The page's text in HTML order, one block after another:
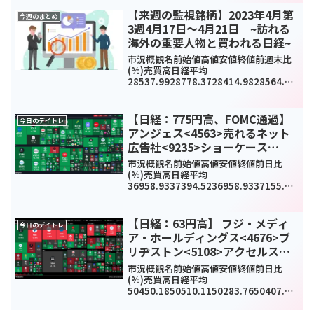
321992.851964.281979.59-14...
今週のまとめ
【来週の監視銘柄】2023年4月第
3週4月17日～4月21日 ~訪れる
海外の重要人物と買われる日経~
市況概観名前始値高値安値終値前週末比
(%)売買高日経平均
28537.9928778.3728414.9828564.37
今日のデイトレ
【日経：775円高、FOMC通過】
アンジェス<4563>売れるネット
広告社<9235>ショーケース
<3909>今日のデイトレ9月19日
市況概観名前始値高値安値終値前日比
(%)売買高日経平均
36958.9337394.5236958.9337155.33
今日のデイトレ
【日経：63円高】 フジ・メディ
ア・ホールディングス<4676>ブ
リヂストン<5108>アクセルスペ
ースホールディングス<402A>今
日のデイトレ12月25日
市況概観名前始値高値安値終値前日比
(%)売買高日経平均
50450.1850510.1150283.7650407.79